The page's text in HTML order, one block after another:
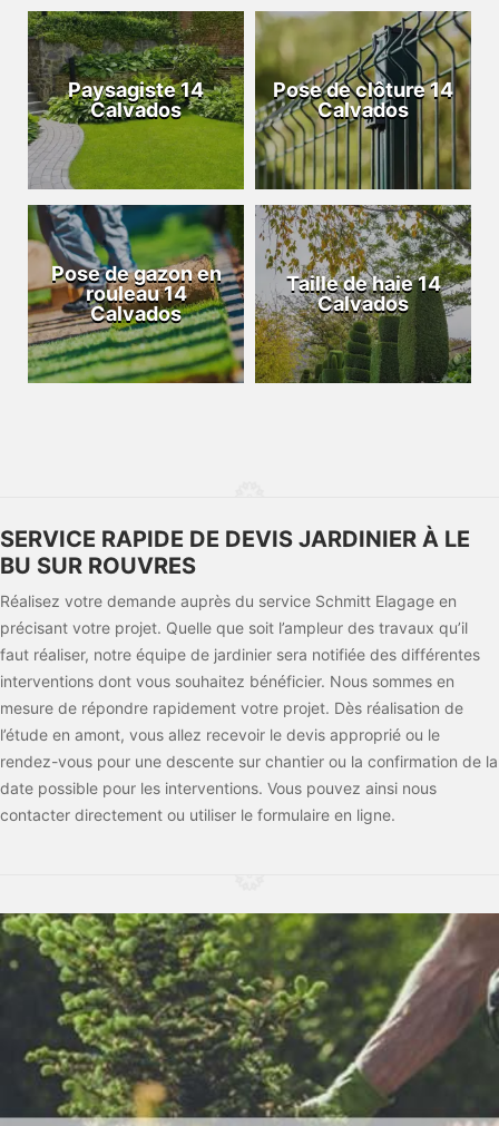
Paysagiste 14
Calvados
Pose de clôture 14
Calvados
Pose de gazon en
rouleau 14
Calvados
Taille de haie 14
Calvados
SERVICE RAPIDE DE DEVIS JARDINIER À LE
BU SUR ROUVRES
Réalisez votre demande auprès du service Schmitt Elagage en
précisant votre projet. Quelle que soit l’ampleur des travaux qu’il
faut réaliser, notre équipe de jardinier sera notifiée des différentes
interventions dont vous souhaitez bénéficier. Nous sommes en
mesure de répondre rapidement votre projet. Dès réalisation de
l’étude en amont, vous allez recevoir le devis approprié ou le
rendez-vous pour une descente sur chantier ou la confirmation de la
date possible pour les interventions. Vous pouvez ainsi nous
contacter directement ou utiliser le formulaire en ligne.